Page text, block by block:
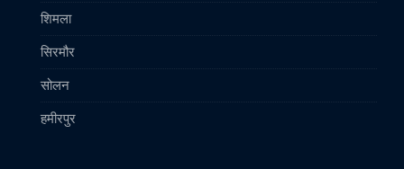
शिमला
सिरमौर
सोलन
हमीरपुर